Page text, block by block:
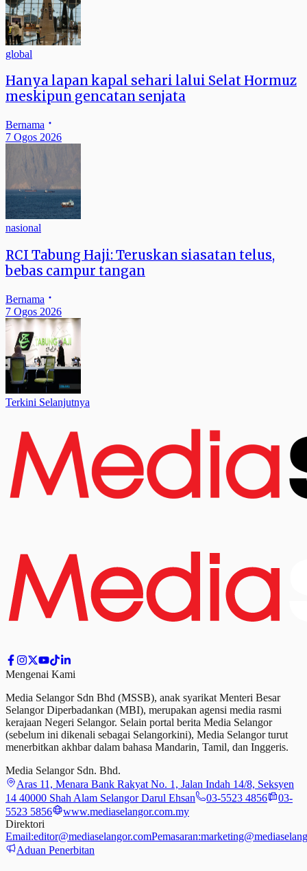
global
Hanya lapan kapal sehari lalui Selat Hormuz
meskipun gencatan senjata
Bernama
7 Ogos 2026
nasional
RCI Tabung Haji: Teruskan siasatan telus,
bebas campur tangan
Bernama
7 Ogos 2026
Terkini Selanjutnya
Mengenai Kami
Media Selangor Sdn Bhd (MSSB), anak syarikat Menteri Besar
Selangor Diperbadankan (MBI), merupakan agensi media rasmi
kerajaan Negeri Selangor. Selain portal berita Media Selangor
(sebelum ini dikenali sebagai Selangorkini), Media Selangor turut
menerbitkan akhbar dalam bahasa Mandarin, Tamil, dan Inggeris.
Media Selangor Sdn. Bhd.
Aras 11, Menara Bank Rakyat No. 1, Jalan Indah 14/8, Seksyen
14 40000 Shah Alam Selangor Darul Ehsan
03-5523 4856
03-
5523 5856
www.mediaselangor.com.my
Direktori
Email:editor@mediaselangor.comPemasaran:
Aduan Penerbitan